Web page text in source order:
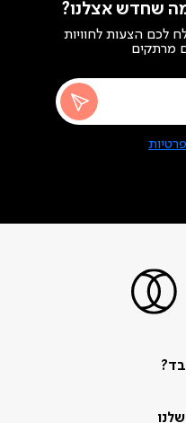
שחדש אצלנו?
לכם הצעות לחוויות
מרתקים